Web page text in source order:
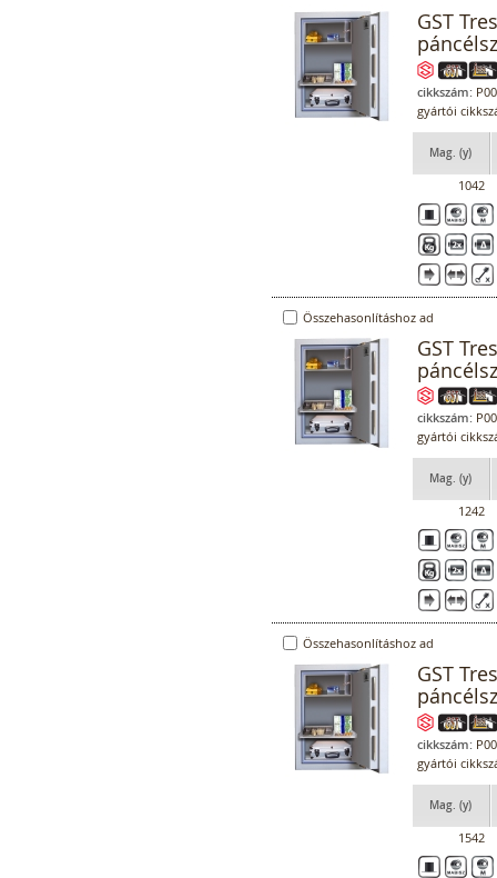
GST
cikkszám:
gyártói
Mag. (y)
1042
Összehasonlításhoz ad
GST
cikkszám:
gyártói
Mag. (y)
1242
Összehasonlításhoz ad
GST
cikkszám:
gyártói
Mag. (y)
1542